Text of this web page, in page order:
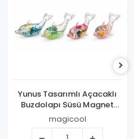
Yunus Tasarımlı Açacaklı
Buzdolapı Süsü Magnet
Alk5332
magicool